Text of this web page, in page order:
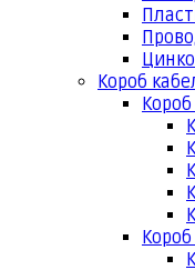
Короб